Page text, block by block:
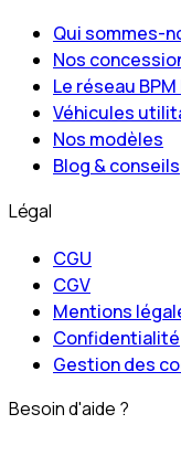
Qui sommes-
Nos
Le réseau BPM
Véhicules
Nos modèles
Blog & conseils
Légal
CGU
CGV
Mentions
Confidentialité
Gestion des
Besoin d'aide ?